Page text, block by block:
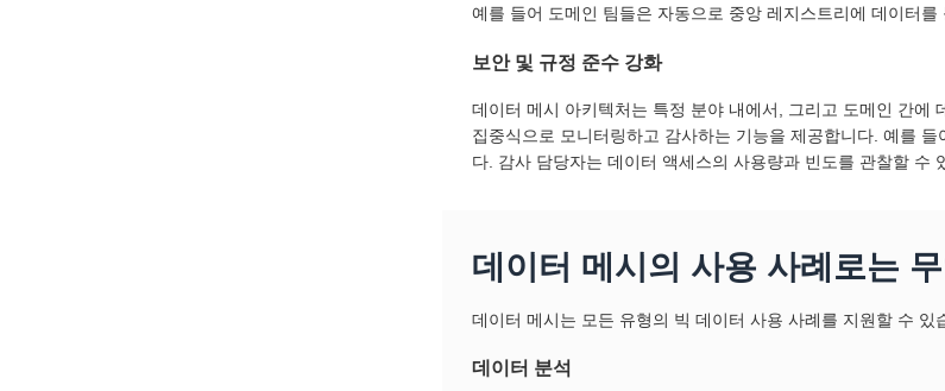
예를 들어 도메인 팀들은 자동으로 중앙 레지스트리에 데이터를
보안 및 규정 준수 강화
데이터 메시 아키텍처는 특정 분야 내에서, 그리고 도메인 간에
집중식으로 모니터링하고 감사하는 기능을 제공합니다. 예를
다. 감사 담당자는 데이터 액세스의 사용량과 빈도를 관찰할 수
데이터 메시의 사용 사례로는
데이터 메시는 모든 유형의 빅 데이터 사용 사례를 지원할 수 있
데이터 분석